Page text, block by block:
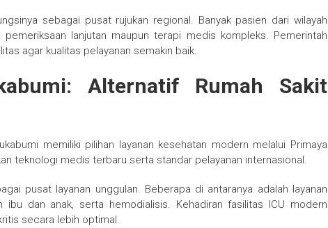
sebagai pusat rujukan regional. Banyak pasien dari wilayah
lanjutan maupun terapi medis kompleks. Pemerintah
agar kualitas pelayanan semakin baik.
Alternatif Rumah Sakit
memiliki pilihan layanan kesehatan modern melalui Primaya
teknologi medis terbaru serta standar pelayanan internasional.
pusat layanan unggulan. Beberapa di antaranya adalah layanan
ibu dan anak, serta hemodialisis. Kehadiran fasilitas ICU modern
secara lebih optimal.